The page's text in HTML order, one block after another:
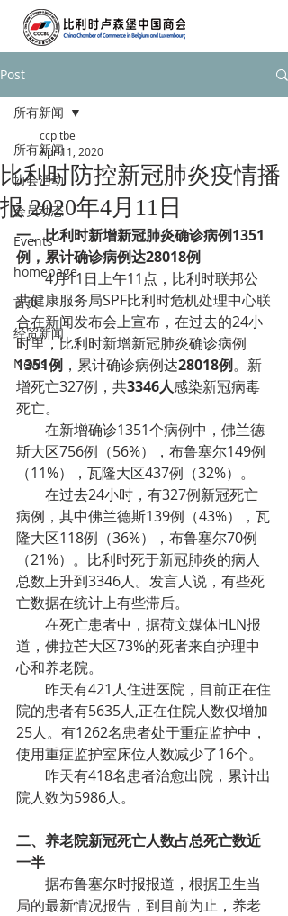
Post
所有新闻
协会活动
会员动态
Events
homepage
首页
经贸新闻
News
所有新闻
比利时防控新冠肺炎疫情播
报 2020年4月11日
ccpitbe
Apr 11, 2020
一、比利时新增新冠肺炎确诊病例1351
例，累计确诊病例达28018例
4月11日上午11点，比利时联邦公
共健康服务局SPF比利时危机处理中心联
合在新闻发布会上宣布，在过去的24小
时里，比利时新增新冠肺炎确诊病例
1351例 ，累计确诊病例达28018例。新
增死亡327例，共3346人感染新冠病毒
死亡。
在新增确诊1351个病例中，佛兰德
斯大区756例（56%），布鲁塞尔149例
（11%），瓦隆大区437例（32%）。
在过去24小时，有327例新冠死亡
病例，其中佛兰德斯139例（43%），瓦
隆大区118例（36%），布鲁塞尔70例
（21%）。比利时死于新冠肺炎的病人
总数上升到3346人。发言人说，有些死
亡数据在统计上有些滞后。
在死亡患者中，据荷文媒体HLN报
道，佛拉芒大区73%的死者来自护理中
心和养老院。
昨天有421人住进医院，目前正在住
院的患者有5635人,正在住院人数仅增加
25人。有1262名患者处于重症监护中，
使用重症监护室床位人数减少了16个。
昨天有418名患者治愈出院，累计出
院人数为5986人。
二、养老院新冠死亡人数占总死亡数近
一半
据布鲁塞尔时报报道，根据卫生当
局的最新情况报告，到目前为止，养老